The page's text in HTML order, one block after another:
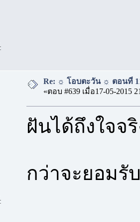
Re: ☼ โอบตะวัน ☼ ตอนที่ 11
«ตอบ #639 เมื่อ17-05-2015
ฝันได้ถึงใจจ
กว่าจะยอมรั